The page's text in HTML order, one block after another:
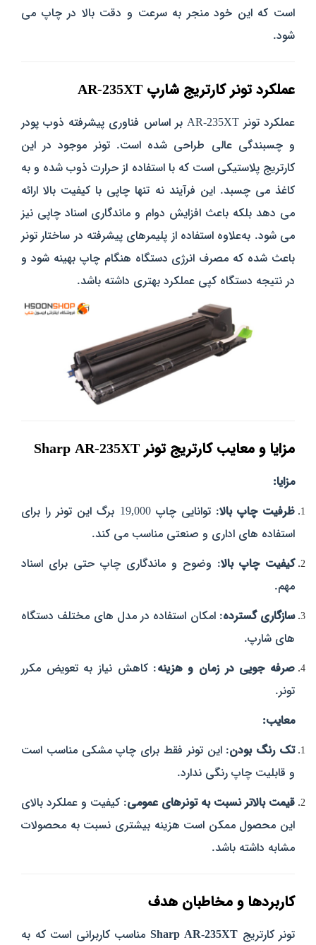
است که این خود منجر به سرعت و دقت بالا در چاپ می‌
شود.
عملکرد تونر کارتریج شارپ AR-235XT
عملکرد تونر AR-235XT بر اساس فناوری پیشرفته ذوب پودر
و چسبندگی عالی طراحی شده است. تونر موجود در این
کارتریج پلاستیکی است که با استفاده از حرارت ذوب شده و به
کاغذ می‌ چسبد. این فرآیند نه تنها چاپی با کیفیت بالا ارائه
می‌ دهد بلکه باعث افزایش دوام و ماندگاری اسناد چاپی نیز
می‌ شود. به‌علاوه استفاده از پلیمرهای پیشرفته در ساختار تونر
باعث شده که مصرف انرژی دستگاه هنگام چاپ بهینه شود و
در نتیجه دستگاه کپی عملکرد بهتری داشته باشد.
مزایا و معایب کارتریج تونر Sharp AR-235XT
مزایا:
ظرفیت چاپ بالا
: توانایی چاپ 19,000 برگ این تونر را برای
استفاده‌ های اداری و صنعتی مناسب می‌ کند.
کیفیت چاپ بالا: وضوح و ماندگاری چاپ حتی برای اسناد
مهم.
سازگاری گسترده: امکان استفاده در مدل‌ های مختلف دستگاه‌
های شارپ.
صرفه‌ جویی در زمان و هزینه: کاهش نیاز به تعویض مکرر
تونر.
معایب:
تک‌ رنگ بودن: این تونر فقط برای چاپ مشکی مناسب است
و قابلیت چاپ رنگی ندارد.
قیمت بالاتر نسبت به تونرهای عمومی: کیفیت و عملکرد بالای
این محصول ممکن است هزینه بیشتری نسبت به محصولات
مشابه داشته باشد.
کاربردها و مخاطبان هدف
تونر کارتریج Sharp AR-235XT مناسب کاربرانی است که به